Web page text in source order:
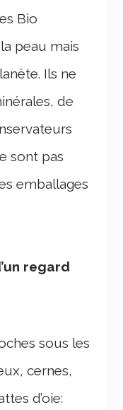
Bio
peau mais
Ils ne
de
sont pas
emballages
regard
sous les
cernes,
d’oie: